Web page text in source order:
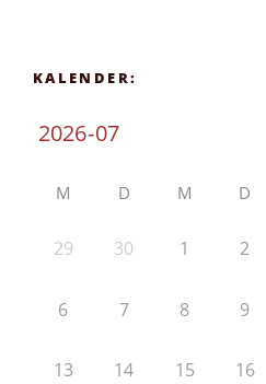
KALENDER:
M D M D
29 30 1 2
6 7 8 9
13 14 15 16